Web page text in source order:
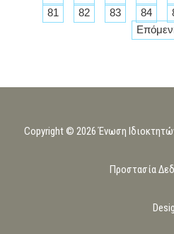
81
82 83 84
Copyright © 2026 Ένωση
Προστασία